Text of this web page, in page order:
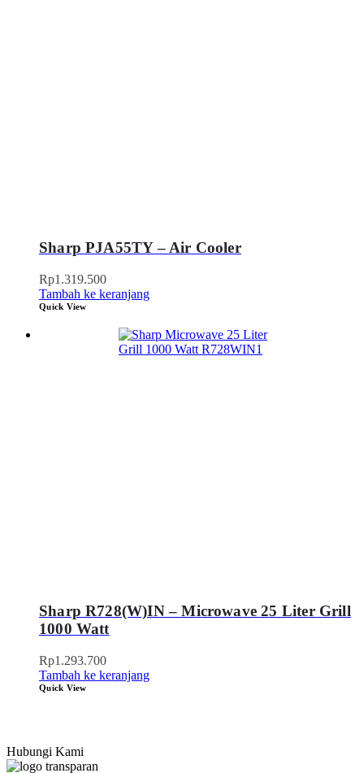
Sharp PJA55TY – Air Cooler
Rp1.319.500
Tambah ke keranjang
Quick View
Sharp R728(W)IN – Microwave 25 Liter Grill
1000 Watt
Rp1.293.700
Tambah ke keranjang
Quick View
Hubungi Kami